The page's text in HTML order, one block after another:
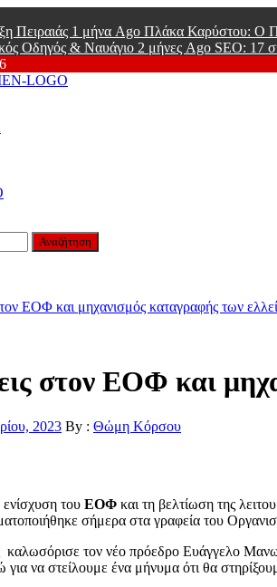
Πειραιάς 1 μήνα Ago Πλάκα Καρύστου: Ο
Οδηγός & Ναυάγιο 2 μήνες Ago SEO: 17
για Aνδρες
ΕΟΦ και μηχανισμός καταγραφής των
στον ΕΟΦ και
2023 By : Θώμη Κόρσου
του ΕΟΦ και τη βελτίωση της
σήμερα στα γραφεία του
τον νέο πρόεδρο Ευάγγελο
για να στείλουμε ένα μήνυμα ότι θα